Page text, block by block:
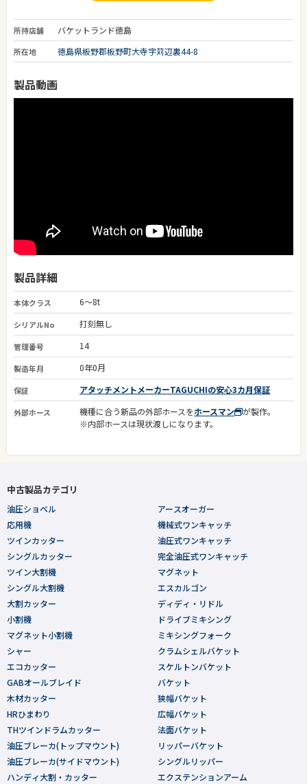
所持店舗 バケットランド徳島
所在地 徳島県板野郡板野町大寺字苅辺裏44-8
製品動画
製品詳細
本体クラス 6～8t
シリアルNo 打刻無し
管理番号 14
製造年月 0年0月
保証 アタッチメントメーカーTAGUCHIの安心3カ月保証
外部ホース 機種に合う新品の外部ホースをホースマン
が製作。
※内部ホースは現状渡しになります。
中古製品カテゴリ
油圧ショベル
応用機
ツインカッター
シングルカッター
ツイン大割機
シングル大割機
大割カッター
小割機
マグネット小割機
シャー
エコカッター
GABオールブレイド
木材カッター
HRひまわり
THツインドラムカッター
油圧ブレーカ(トップマウント)
油圧ブレーカ(サイドマウント)
ハンディ大割・カッター
アースオーガー
機械式ワンキャッチ
油圧式ワンキャッチ
完全油圧式ワンキャッチ
マグネット
エスカルゴン
ディディ・リドル
ドライブミキシング
ミキシングフォーク
クラムシェルバケット
スケルトンバケット
バケット
狭幅バケット
広幅バケット
法面バケット
リッパーバケット
シングルリッパー
エクステンションアーム